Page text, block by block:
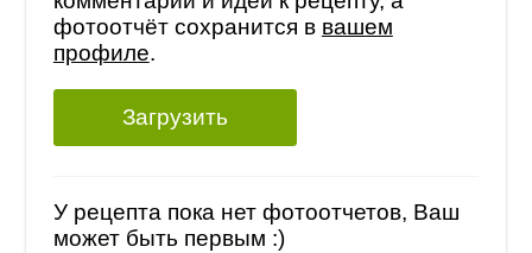
фотоотчёт сохранится в вашем
профиле.
Загрузить
У рецепта пока нет фотоотчетов, Ваш
может быть первым :)